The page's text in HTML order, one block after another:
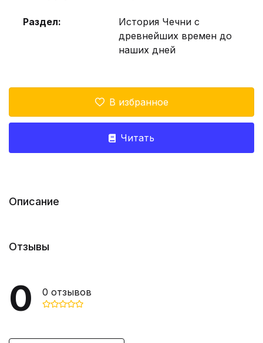
Раздел:
История Чечни с
древнейших времен до
наших дней
В избранное
Читать
Описание
Отзывы
0 0 отзывов